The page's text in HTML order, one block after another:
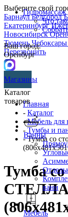
Выберите свой
БарнаулБелгород
Екатеринбург
Новосибирск
ТюменьЧебоксары
Перезвонить
Гидромассаж
Что
Ваш город:
Оренбург
Магазины
Каталог
товаров
Ванны
ванн
Мебель
Главная
- Каталог
-Мебель для
- Тумбы и
- Тумба со
Тумба